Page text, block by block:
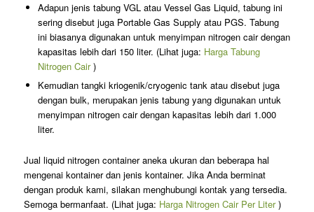
Adapun jenis tabung VGL atau Vessel Gas Liquid, tabung ini
sering disebut juga Portable Gas Supply atau PGS. Tabung
ini biasanya digunakan untuk menyimpan nitrogen cair dengan
kapasitas lebih dari 150 liter. (Lihat juga: Harga Tabung
Nitrogen Cair)
Kemudian tangki kriogenik/cryogenic tank atau disebut juga
dengan bulk, merupakan jenis tabung yang digunakan untuk
menyimpan nitrogen cair dengan kapasitas lebih dari 1.000
liter.
Jual liquid nitrogen container aneka ukuran dan beberapa hal
mengenai kontainer dan jenis kontainer. Jika Anda berminat
dengan produk kami, silakan menghubungi kontak yang tersedia.
Semoga bermanfaat. (Lihat juga: Harga Nitrogen Cair Per Liter)